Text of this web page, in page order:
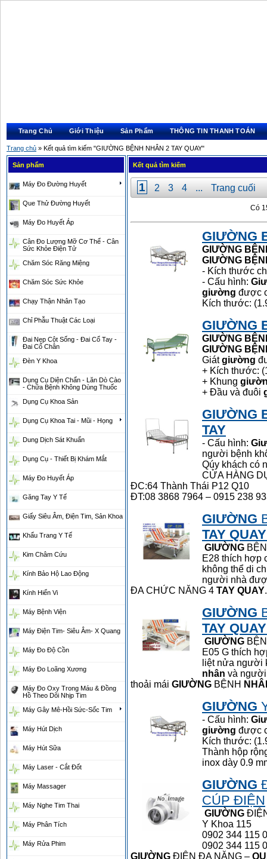
Trang Chủ Giới Thiệu Sản Phẩm THÔNG TIN THANH TOÁN
Trang chủ » Kết quả tìm kiếm "GIƯỜNG BỆNH NHÂN 2 TAY QUAY"
Kết quả tìm kiếm
1 2 3 4 ... Trang cuối
Có
GIƯỜNG
GIƯỜNG
GIƯỜNG
- Kích thước
- Cấu hình:
giường được
Kích thước:
GIƯỜNG
GIƯỜNG
GIƯỜNG
Giátgiường
+ Kích thước:
+ Khung
+ Đầu và đuôi
GIƯỜNG
TAY
- Cấu hình:
người bệnh
Qúy khách có
CỬA HÀNG
ĐC:64 Thành Thái P12 Q10
ĐT:08 3868 7964 – 0915 238
GIƯỜNG
TAY QUAY
GIƯỜNG
E28 thích hợp
không thể di
người nhà
ĐA CHỨC NĂNG 4 TAY QUAY
GIƯỜNG
TAY QUAY
GIƯỜNG
E05 G thích
liệt nửa người
nhân và
thoải mái GIƯỜNG BỆNH
GIƯỜNG
- Cấu hình:
giường được
Kích thước:
Thành hộp
inox dày 0.9
GIƯỜNG
CÚP ĐIỆN
GIƯỜNG
Y Khoa 115
0902 344 115
0902 344 115
GIƯỜNG ĐIỆN ĐA NĂNG –
Sản phẩm
Máy Đo Đường Huyết
Que Thử Đường Huyết
Máy Đo Huyết Áp
Cân Đo Lượng Mỡ Cơ Thể - Cân
Sức Khỏe Điện Tử
Chăm Sóc Răng Miệng
Chăm Sóc Sức Khỏe
Chạy Thận Nhân Tạo
Chỉ Phẫu Thuật Các Loại
Đai Nẹp Cột Sống - Đai Cổ Tay -
Đai Cổ Chân
Đèn Y Khoa
Dụng Cụ Diện Chẩn - Lăn Dò Cào
- Chữa Bệnh Không Dùng Thuốc
Dụng Cụ Khoa Sản
Dụng Cụ Khoa Tai - Mũi - Họng
Dung Dịch Sát Khuẩn
Dụng Cụ - Thiết Bị Khám Mắt
Máy Đo Huyết Áp
Găng Tay Y Tế
Giấy Siêu Âm, Điện Tim, Sản Khoa
Khẩu Trang Y Tế
Kim Châm Cứu
Kính Bảo Hộ Lao Động
Kính Hiển Vi
Máy Bệnh Viện
Máy Điện Tim- Siêu Âm- X Quang
Máy Đo Độ Cồn
Máy Đo Loãng Xương
Máy Đo Oxy Trong Máu & Đồng
Hồ Theo Dõi Nhịp Tim
Máy Gây Mê-Hồi Sức-Sốc Tim
Máy Hút Dịch
Máy Hút Sữa
Máy Laser - Cắt Đốt
Máy Massager
Máy Nghe Tim Thai
Máy Phân Tích
Máy Rửa Phim